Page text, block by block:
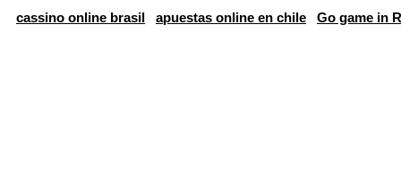
cassino online brasil apuestas online en chile Go game in